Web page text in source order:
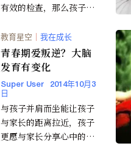
有效的检查，那么孩子的
家长要学会正确的检查方
法...
教育星空 ｜ 我在成长
青春期爱叛逆？大脑
发育有变化
Super User
2014年10月3
日
与孩子并肩而坐能让孩子
与家长的距离拉近，孩子
更愿与家长分享心中的想